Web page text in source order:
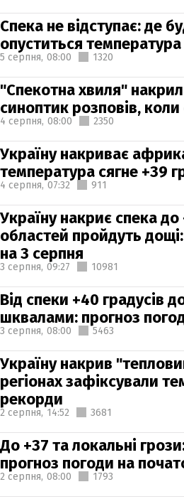
Спека не відступає: де
опуститься
5 серпня, 08:00 1320
"Спекотна хвиля"
синоптик розповів,
4 серпня, 08:00 2350
Україну накриває
температура сягне +39
4 серпня, 07:32 911
Україну накриє спека до
областей пройдуть
на 3 серпня
3 серпня, 09:27 10981
Від спеки +40 градусів
шквалами: прогноз
3 серпня, 08:00 5463
Україну накрив
регіонах зафіксували
рекорди
2 серпня, 14:52 3681
До +37 та локальні
прогноз погоди на
2 серпня, 08:00 1793